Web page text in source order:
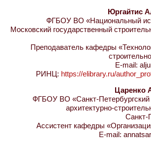
Юргайтис
ФГБОУ ВО «Национальный
Московский государственный
Преподаватель кафедры
E-mail:
РИНЦ: https://elibrary.ru/
Царенко
ФГБОУ ВО «Санкт-Петербургский
архитектурно-
Санкт-
Ассистент кафедры
E-mail: